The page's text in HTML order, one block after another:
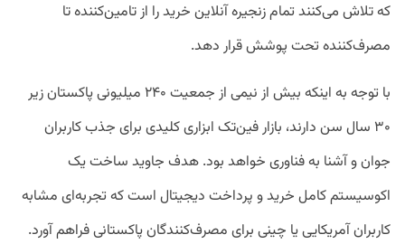
که تلاش می‌کنند تمام زنجیره آنلاین خرید را از تامین‌کننده تا
مصرف‌کننده تحت پوشش قرار دهد.
با توجه به اینکه بیش از نیمی از جمعیت ۲۴۰ میلیونی پاکستان زیر
۳۰ سال سن دارند، بازار فین‌تک ابزاری کلیدی برای جذب کاربران
جوان و آشنا به فناوری خواهد بود. هدف جاوید ساخت یک
اکوسیستم کامل خرید و پرداخت دیجیتال است که تجربه‌ای مشابه
کاربران آمریکایی یا چینی برای مصرف‌کنندگان پاکستانی فراهم آورد.